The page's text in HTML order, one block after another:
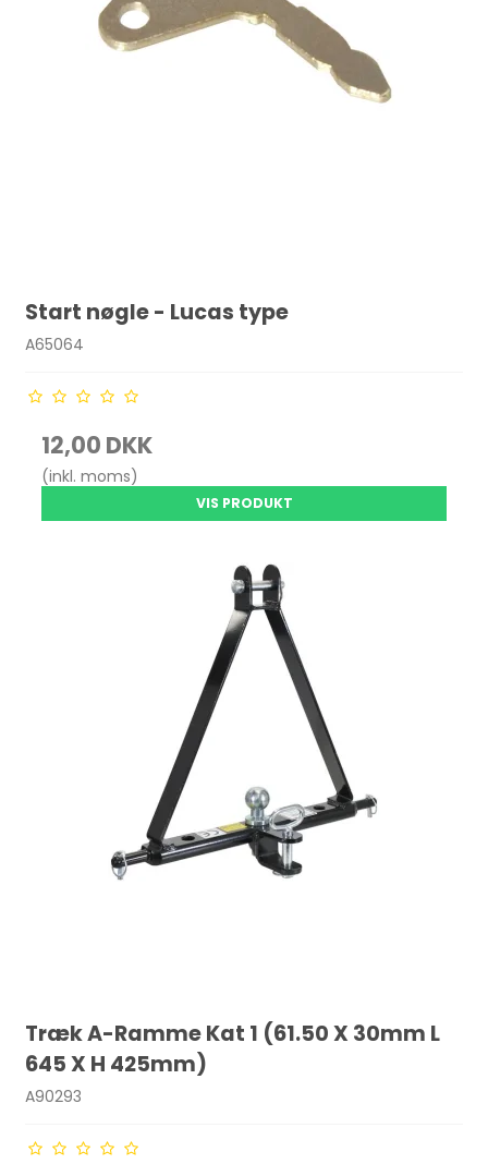
Start nøgle - Lucas type
A65064
12,00 DKK
(inkl. moms)
VIS PRODUKT
Træk A-Ramme Kat 1 (61.50 X 30mm L
645 X H 425mm)
A90293